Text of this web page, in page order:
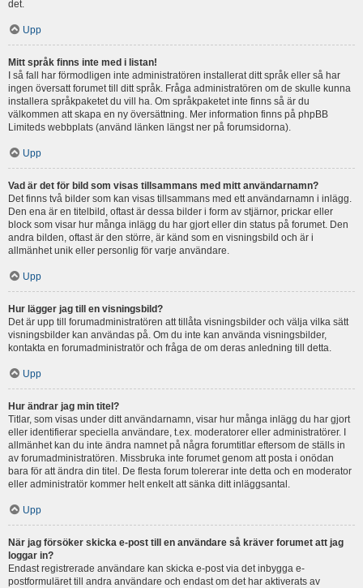
det.
Upp
Mitt språk finns inte med i listan!
I så fall har förmodligen inte administratören installerat ditt språk eller så har
ingen översatt forumet till ditt språk. Fråga administratören om de skulle kunna
installera språkpaketet du vill ha. Om språkpaketet inte finns så är du
välkommen att skapa en ny översättning. Mer information finns på phpBB
Limiteds webbplats (använd länken längst ner på forumsidorna).
Upp
Vad är det för bild som visas tillsammans med mitt användarnamn?
Det finns två bilder som kan visas tillsammans med ett användarnamn i inlägg.
Den ena är en titelbild, oftast är dessa bilder i form av stjärnor, prickar eller
block som visar hur många inlägg du har gjort eller din status på forumet. Den
andra bilden, oftast är den större, är känd som en visningsbild och är i
allmänhet unik eller personlig för varje användare.
Upp
Hur lägger jag till en visningsbild?
Det är upp till forumadministratören att tillåta visningsbilder och välja vilka sätt
visningsbilder kan användas på. Om du inte kan använda visningsbilder,
kontakta en forumadministratör och fråga de om deras anledning till detta.
Upp
Hur ändrar jag min titel?
Titlar, som visas under ditt användarnamn, visar hur många inlägg du har gjort
eller identifierar speciella användare, t.ex. moderatorer eller administratörer. I
allmänhet kan du inte ändra namnet på några forumtitlar eftersom de ställs in
av forumadministratören. Missbruka inte forumet genom att posta i onödan
bara för att ändra din titel. De flesta forum tolererar inte detta och en moderator
eller administratör kommer helt enkelt att sänka ditt inläggsantal.
Upp
När jag försöker skicka e-post till en användare så kräver forumet att jag
loggar in?
Endast registrerade användare kan skicka e-post via det inbygga e-
postformuläret till andra användare och endast om det har aktiverats av